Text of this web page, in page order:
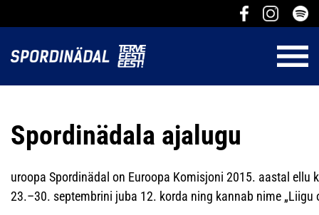
Spordinädala ajalugu
uroopa Spordinädal on Euroopa Komisjoni 2015. aastal
23.–30. septembrini juba 12. korda ning kannab nime „Liigu